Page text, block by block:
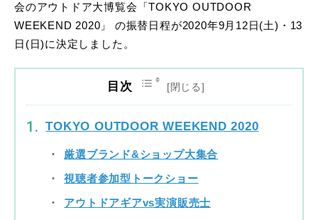
会のアウトドア大博覧会「TOKYO OUTDOOR
WEEKEND 2020」 の振替日程が2020年9月12日(土)・13
日(日)に決定しました。
目次
TOKYO OUTDOOR WEEKEND 2020
厳選ブランド&ショップ大集合
視聴者参加型トークショー
アウトドアギアvs実演販売士